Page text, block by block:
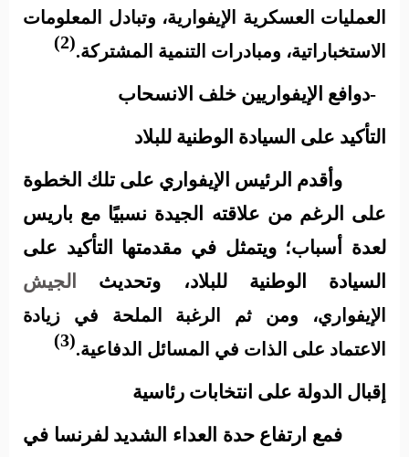
العمليات العسكرية الإيفوارية، وتبادل المعلومات
الاستخباراتية، ومبادرات التنمية المشتركة.(2)
التأكيد على السيادة الوطنية للبلاد
وأقدم الرئيس الإيفواري على تلك الخطوة
على الرغم من علاقته الجيدة نسبيًا مع باريس
لعدة أسباب؛ ويتمثل في مقدمتها التأكيد على
السيادة الوطنية للبلاد، وتحديث
الجيش
الإيفواري، ومن ثم الرغبة الملحة في زيادة
الاعتماد على الذات في المسائل الدفاعية.(3)
إقبال الدولة على انتخابات رئاسية
فمع ارتفاع حدة العداء الشديد لفرنسا في